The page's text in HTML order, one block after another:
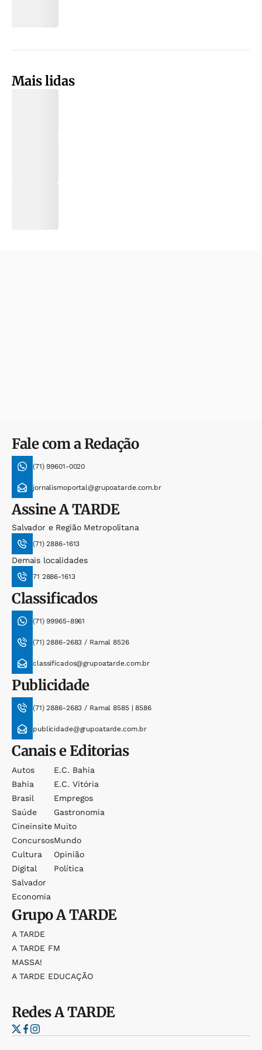
Mais lidas
Fale com a Redação
(71) 99601-0020
jornalismoportal@grupoatarde.com.br
AssineA TARDE
Salvador e Região Metropolitana
(71) 2886-1613
Demais localidades
71 2886-1613
Classificados
(71) 99965-8961
(71) 2886-2683 / Ramal 8526
classificados@grupoatarde.com.br
Publicidade
(71) 2886-2683 / Ramal 8585 | 8586
publicidade@grupoatarde.com.br
Canais e Editorias
Autos
Bahia
Brasil
Saúde
Cineinsite
Concursos
Cultura
Digital
Salvador
Economia
E.c. Bahia
E.c. Vitória
Empregos
Gastronomia
Muito
Mundo
Opinião
Política
GrupoA TARDE
A TARDE
A TARDE FM
MASSA!
A TARDE EDUCAÇÃO
RedesA TARDE